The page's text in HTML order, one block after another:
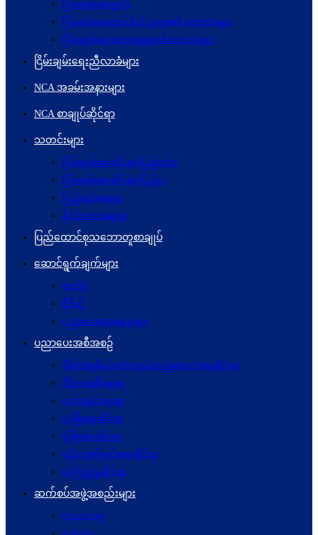
ငြိမ်းချမ်းရေးမူဝါဒ
ငြိမ်းချမ်းရေးတွင်ပါဝင်သူများ၏ စကားသံများ
ငြိမ်းချမ်းရေးအစုအဖွဲ့များ၏စကားသံများ
ငြိမ်းချမ်းရေးညီလာခံများ
NCA အခမ်းအနားများ
NCA စာချုပ်ဆိုင်ရာ
သတင်းများ
ငြိမ်းချမ်းရေးဆိုင်ရာ(ပြည်တွင်း)
ငြိမ်းချမ်းရေးဆိုင်ရာ(ပြည်ပ)
ပြည်တွင်းရေးရာ
နိုင်ငံတကာရေးရာ
ပြည်ထောင်စုသဘောတူစာချုပ်
ဆောင်ရွက်ချက်များ
ဓာတ်ပုံ
ဗွီဒီယို
ပညာပေးဆွေးနွေးမှုများ
ပညာပေးအစီအစဉ်
ဒီမိုကရေစီနှင့်ဖက်ဒရယ်တည်ဆောက်ရေးဆိုင်ရာ
ဒီမိုကရေစီရေးရာ
ဖက်ဒရယ်ရေးရာ
လုံခြုံရေးဆိုင်ရာ
ဖွံဖြိုးရေးဆိုင်ရာ
ပဋိပက္ခ‌ဖြေရှင်းရေးဆိုင်ရာ
ယုံကြည်မှုဆိုင်ရာ
ဆက်စပ်အဖွဲ့အစည်းများ
ကုလသမဂ္ဂ